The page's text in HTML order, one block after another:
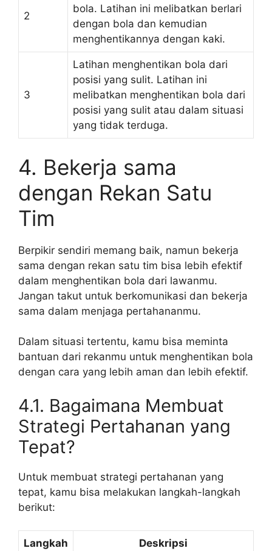
2
bola. Latihan ini melibatkan berlari
dengan bola dan kemudian
menghentikannya dengan kaki.
3
Latihan menghentikan bola dari
posisi yang sulit. Latihan ini
melibatkan menghentikan bola dari
posisi yang sulit atau dalam situasi
yang tidak terduga.
4. Bekerja sama
dengan Rekan Satu
Tim
Berpikir sendiri memang baik, namun bekerja
sama dengan rekan satu tim bisa lebih efektif
dalam menghentikan bola dari lawanmu.
Jangan takut untuk berkomunikasi dan bekerja
sama dalam menjaga pertahananmu.
Dalam situasi tertentu, kamu bisa meminta
bantuan dari rekanmu untuk menghentikan bola
dengan cara yang lebih aman dan lebih efektif.
4.1. Bagaimana Membuat
Strategi Pertahanan yang
Tepat?
Untuk membuat strategi pertahanan yang
tepat, kamu bisa melakukan langkah-langkah
berikut:
Langkah Deskripsi